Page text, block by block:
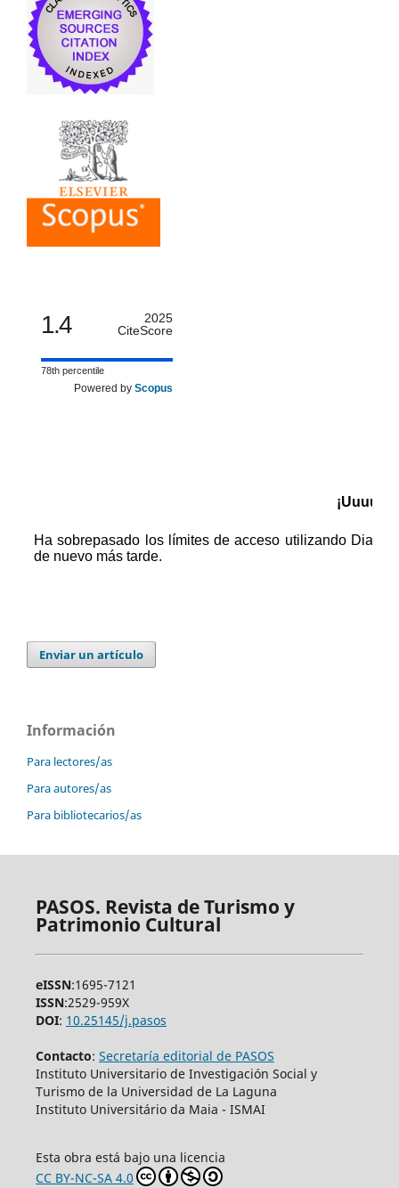
1.4
2025
CiteScore
78th percentile
Powered by Scopus
Enviar un artículo
Información
Para lectores/as
Para autores/as
Para bibliotecarios/as
PASOS. Revista de Turismo y
Patrimonio Cultural
eISSN:1695-7121
ISSN:2529-959X
DOI: 10.25145/j.pasos
Contacto: Secretaría editorial de PASOS
Instituto Universitario de Investigación Social y
Turismo de la Universidad de La Laguna
Instituto Universitário da Maia - ISMAI
Esta obra está bajo una licencia
CC BY-NC-SA 4.0